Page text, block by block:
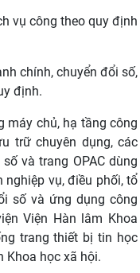
vụ công theo quy định
chính, chuyển đổi số,
định.
máy chủ, hạ tầng công
trữ chuyên dụng, các
số và trang OPAC dùng
nghiệp vụ, điều phối, tổ
số và ứng dụng công
Viện Hàn lâm Khoa
trang thiết bị tin học
Khoa học xã hội.